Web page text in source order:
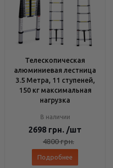
Телескопическая
алюминиевая лестница
3.5 Метра, 11 ступеней,
150 кг максимальная
нагрузка
В наличии
2698 грн. /шт
4800грн.
Подробнее